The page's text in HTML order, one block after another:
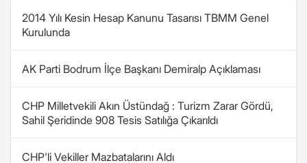
2014 Yılı Kesin Hesap Kanunu Tasarısı TBMM Genel
Kurulunda
AK Parti Bodrum İlçe Başkanı Demiralp Açıklaması
CHP Milletvekili Akın Üstündağ : Turizm Zarar Gördü,
Sahil Şeridinde 908 Tesis Satılığa Çıkarıldı
CHP'li Vekiller Mazbatalarını Aldı